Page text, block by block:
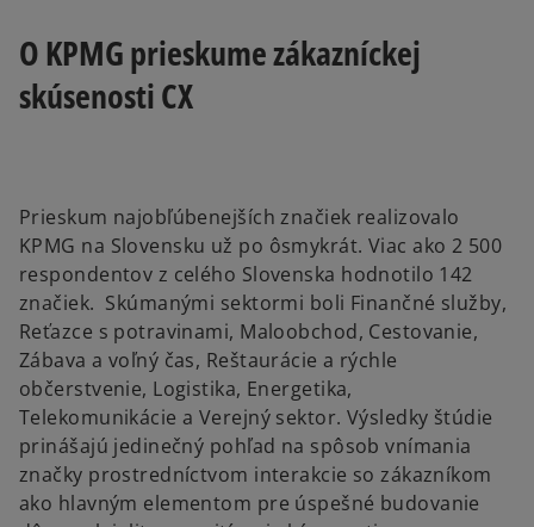
O KPMG prieskume zákazníckej
skúsenosti CX
Prieskum najobľúbenejších značiek realizovalo
KPMG na Slovensku už po ôsmykrát. Viac ako 2 500
respondentov z celého Slovenska hodnotilo 142
značiek. Skúmanými sektormi boli Finančné služby,
Reťazce s potravinami, Maloobchod, Cestovanie,
Zábava a voľný čas, Reštaurácie a rýchle
občerstvenie, Logistika, Energetika,
Telekomunikácie a Verejný sektor. Výsledky štúdie
prinášajú jedinečný pohľad na spôsob vnímania
značky prostredníctvom interakcie so zákazníkom
ako hlavným elementom pre úspešné budovanie